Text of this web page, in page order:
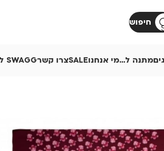
חיפוש
מתנה ל…מי אנחנוSALEצרו קשרSWAGG לעסקים